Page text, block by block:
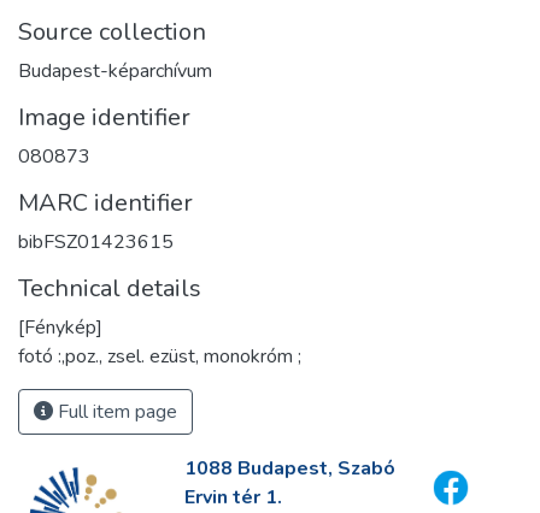
Source collection
Budapest-képarchívum
Image identifier
080873
MARC identifier
bibFSZ01423615
Technical details
[Fénykép]
fotó :,poz., zsel. ezüst, monokróm ;
Full item page
1088 Budapest, Szabó
Ervin tér 1.